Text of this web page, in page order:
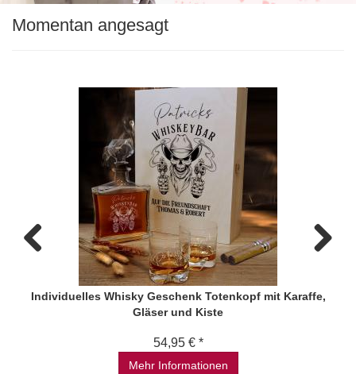
Momentan angesagt
Individuelles Whisky Geschenk Totenkopf mit Karaffe,
Gläser und Kiste
54,95 € *
Mehr Informationen